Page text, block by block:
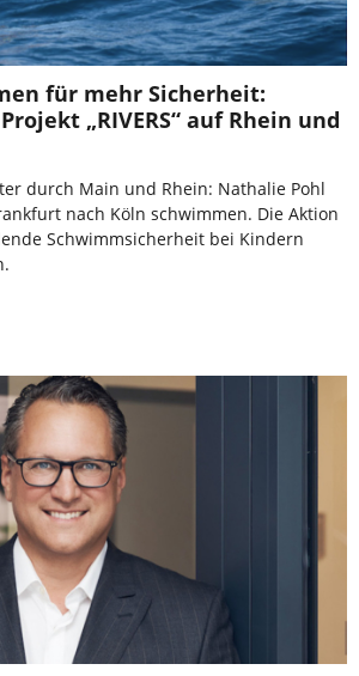
für mehr Sicherheit:
„RIVERS“ auf Rhein und
durch Main und Rhein: Nathalie Pohl
nach Köln schwimmen. Die Aktion
Schwimmsicherheit bei Kindern